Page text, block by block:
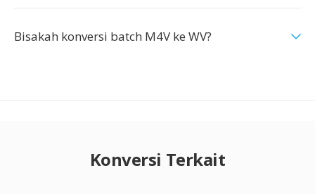
Bisakah konversi batch M4V ke WV?
Konversi Terkait